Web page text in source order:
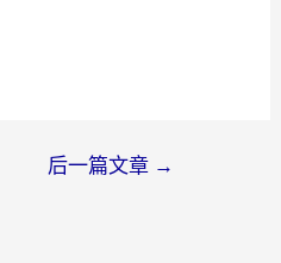
后一篇文章 →